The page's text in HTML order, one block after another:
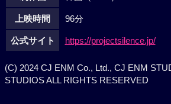
上映時間 96分
公式サイト https://projectsilence.jp/
(C) 2024 CJ ENM Co., Ltd., CJ ENM
STUDIOS ALL RIGHTS RESERVED